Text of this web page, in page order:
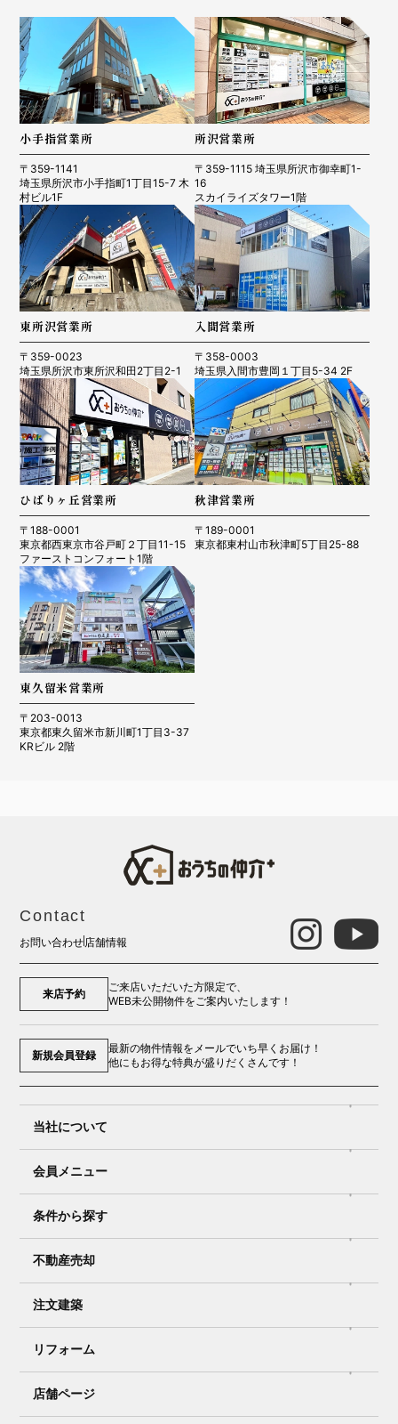
小手指営業所
〒359-1141
埼玉県所沢市小手指町1丁目15-7 木
村ビル1F
所沢営業所
〒359-1115 埼玉県所沢市御幸町1-
16
スカイライズタワー1階
東所沢営業所
〒359-0023
埼玉県所沢市東所沢和田2丁目2-1
入間営業所
〒358-0003
埼玉県入間市豊岡１丁目5-34 2F
ひばりヶ丘営業所
〒188-0001
東京都西東京市谷戸町２丁目11-15
ファーストコンフォート1階
秋津営業所
〒189-0001
東京都東村山市秋津町5丁目25-88
東久留米営業所
〒203-0013
東京都東久留米市新川町1丁目3-37
KRビル 2階
Contact
お問い合わせ 店舗情報
来店予約
ご来店いただいた方限定で、
WEB未公開物件をご案内いたします！
新規会員登録
最新の物件情報をメールでいち早くお届け！
他にもお得な特典が盛りだくさんです！
当社について
会員メニュー
条件から探す
不動産売却
注文建築
リフォーム
店舗ページ